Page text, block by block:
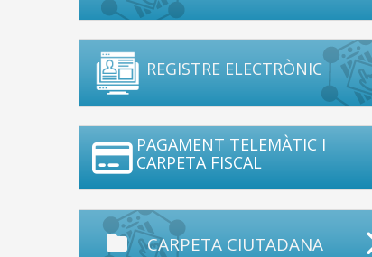
REGISTRE ELECTRÒNIC
PAGAMENT TELEMÀTIC I
CARPETA FISCAL
CARPETA CIUTADANA